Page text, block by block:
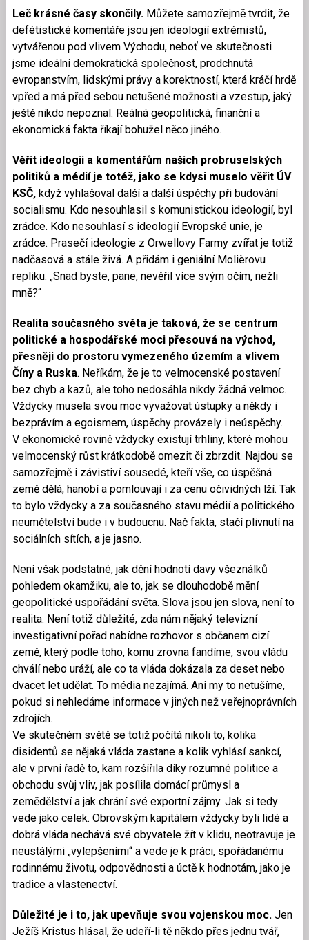
Leč krásné časy skončily. Můžete samozřejmě tvrdit, že
defétistické komentáře jsou jen ideologií extrémistů,
vytvářenou pod vlivem Východu, neboť ve skutečnosti
jsme ideální demokratická společnost, prodchnutá
evropanstvím, lidskými právy a korektností, která kráčí hrdě
vpřed a má před sebou netušené možnosti a vzestup, jaký
ještě nikdo nepoznal. Reálná geopolitická, finanční a
ekonomická fakta říkají bohužel něco jiného.
Věřit ideologii a komentářům našich probruselských
politiků a médií je totéž, jako se kdysi muselo věřit ÚV
KSČ,když vyhlašoval další a další úspěchy při budování
socialismu. Kdo nesouhlasil s komunistickou ideologií, byl
zrádce. Kdo nesouhlasí s ideologií Evropské unie, je
zrádce. Prasečí ideologie z Orwellovy Farmy zvířat je totiž
nadčasová a stále živá. A přidám i geniální Molièrovu
repliku: „Snad byste, pane, nevěřil více svým očím, nežli
mně?“
Realita současného světa je taková, že se centrum
politické a hospodářské moci přesouvá na východ,
přesněji do prostoru vymezeného územím a vlivem
Číny a Ruska. Neříkám, že je to velmocenské postavení
bez chyb a kazů, ale toho nedosáhla nikdy žádná velmoc.
Vždycky musela svou moc vyvažovat ústupky a někdy i
bezprávím a egoismem, úspěchy provázely i neúspěchy.
V ekonomické rovině vždycky existují trhliny, které mohou
velmocenský růst krátkodobě omezit či zbrzdit. Najdou se
samozřejmě i závistiví sousedé, kteří vše, co úspěšná
země dělá, hanobí a pomlouvají i za cenu očividných lží. Tak
to bylo vždycky a za současného stavu médií a politického
neumětelství bude i v budoucnu. Nač fakta, stačí plivnutí na
sociálních sítích, a je jasno.
Není však podstatné, jak dění hodnotí davy všeználků
pohledem okamžiku, ale to, jak se dlouhodobě mění
geopolitické uspořádání světa. Slova jsou jen slova, není to
realita. Není totiž důležité, zda nám nějaký televizní
investigativní pořad nabídne rozhovor s občanem cizí
země, který podle toho, komu zrovna fandíme, svou vládu
chválí nebo uráží, ale co ta vláda dokázala za deset nebo
dvacet let udělat. To média nezajímá. Ani my to netušíme,
pokud si nehledáme informace v jiných než veřejnoprávních
zdrojích.
Ve skutečném světě se totiž počítá nikoli to, kolika
disidentů se nějaká vláda zastane a kolik vyhlásí sankcí,
ale v první řadě to, kam rozšířila díky rozumné politice a
obchodu svůj vliv, jak posílila domácí průmysl a
zemědělství a jak chrání své exportní zájmy. Jak si tedy
vede jako celek. Obrovským kapitálem vždycky byli lidé a
dobrá vláda nechává své obyvatele žít v klidu, neotravuje je
neustálými „vylepšeními“ a vede je k práci, spořádanému
rodinnému životu, odpovědnosti a úctě k hodnotám, jako je
tradice a vlastenectví.
Důležité je i to, jak upevňuje svou vojenskou moc. Jen
Ježíš Kristus hlásal, že udeří-li tě někdo přes jednu tvář,